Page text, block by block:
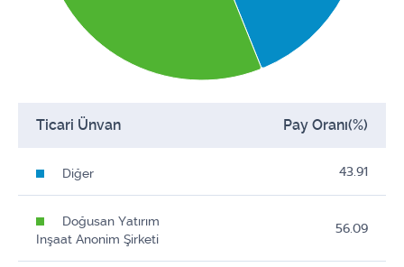
Ticari Ünvan Pay Oranı(%)
Diğer 43.91
Doğusan Yatırım
Inşaat Anonim Şirketi
56.09